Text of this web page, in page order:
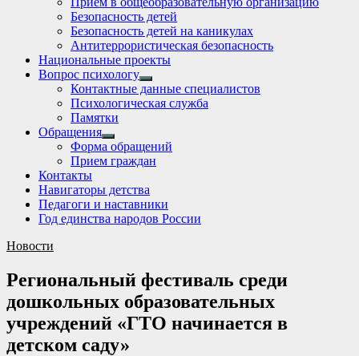
Безопасность детей
Безопасность детей на каникулах
Антитеррористическая безопасность
Национальные проекты
Вопрос психологу
Show
sub
menu
Контактные данные специалистов
Психологическая служба
Памятки
Обращения
Show
sub
menu
Форма обращений
Прием граждан
Контакты
Навигаторы детства
Педагоги и наставники
Год единства народов России
Новости
Региональный фестиваль среди
дошкольных образовательных
учреждений «ГТО начинается в
детском саду»